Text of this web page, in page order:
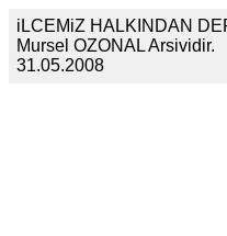
iLCEMiZ HALKINDAN
Mursel OZONAL Arsividir.
31.05.2008